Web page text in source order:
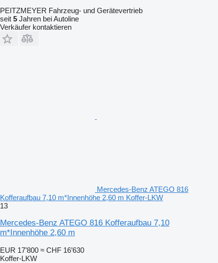
PEITZMEYER Fahrzeug- und Gerätevertrieb
seit 5 Jahren bei Autoline
Verkäufer kontaktieren
Mercedes-Benz ATEGO 816
Kofferaufbau 7,10 m*Innenhöhe 2,60 m Koffer-LKW
13
Mercedes-Benz ATEGO 816 Kofferaufbau 7,10
m*Innenhöhe 2,60 m
EUR 17’800 ≈ CHF 16’630
Koffer-LKW